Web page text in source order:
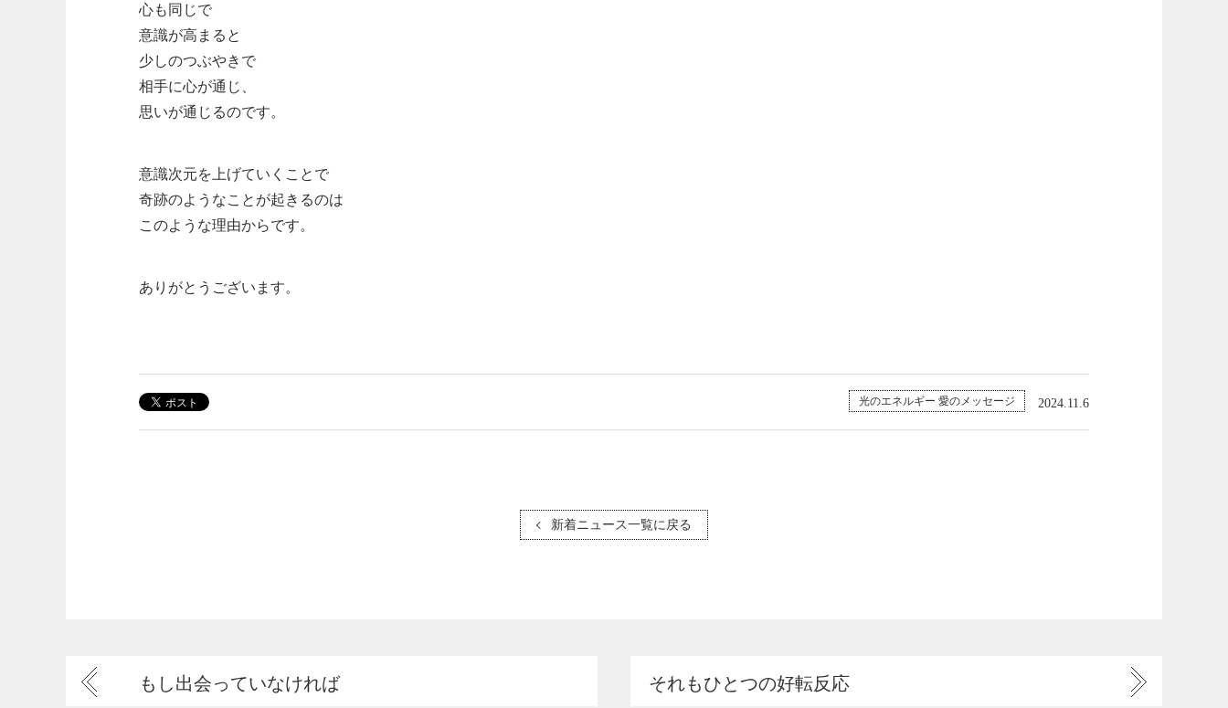
心も同じで
意識が高まると
少しのつぶやきで
相手に心が通じ、
思いが通じるのです。
意識次元を上げていくことで
奇跡のようなことが起きるのは
このような理由からです。
ありがとうございます。
光のエネルギー 愛のメッセージ 2024.11.6
新着ニュース一覧に戻る
もし出会っていなければ それもひとつの好転反応